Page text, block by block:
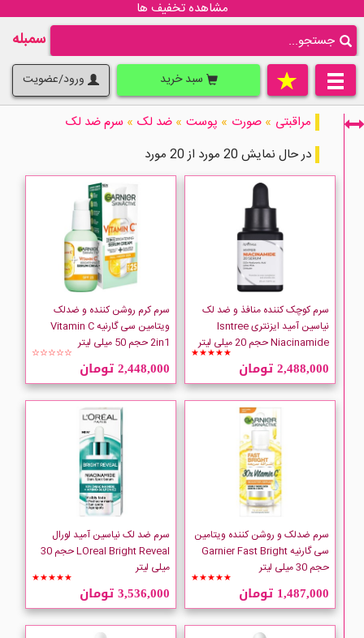
مشاهده تخفیف ها
سمبله
سبد خرید ورود/عضویت
فقط نمایش کالاهای موجود
Anua
arcaya
AXIS-Y
Bernard Cassiere
ESTHEDRM
EVELINE
GARNIER
مراقبتی » صورت » پوست » ضد لک » سرم ضد لک
در حال نمایش 20 مورد از 20 مورد
سرم کوچک کننده منافذ و ضد لک
نیاسین آمید ایزنتری Isntree
Niacinamide حجم 20 میلی لیتر
★★★★★
2,488,000 تومان
سرم کرم روشن کننده و ضدلک
ویتامین سی گارنیه Vitamin C
2in1 حجم 50 میلی لیتر
☆☆☆☆☆
2,448,000 تومان
سرم ضدلک و روشن کننده ویتامین
سی گارنیه Garnier Fast Bright
حجم 30 میلی لیتر
★★★★★
1,487,000 تومان
سرم ضد لک نیاسین آمید لورال
LOreal Bright Reveal حجم 30
میلی لیتر
★★★★★
3,536,000 تومان